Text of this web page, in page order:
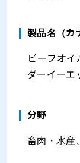
製品名（カ
ビーフオ
ダーイーエ
分野
畜肉・水産